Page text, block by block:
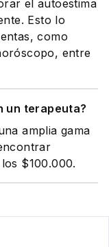
el autoestima
Esto lo
como
entre
un terapeuta?
amplia gama
$100.000.